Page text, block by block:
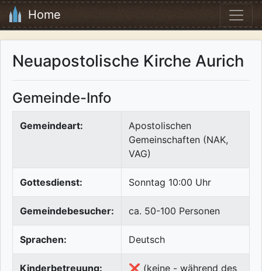
Home
Neuapostolische Kirche Aurich
Gemeinde-Info
Gemeindeart:
Apostolischen
Gemeinschaften (NAK,
VAG)
Gottesdienst: Sonntag 10:00 Uhr
Gemeindebesucher: ca. 50-100 Personen
Sprachen: Deutsch
Kinderbetreuung:
❌ (keine - während des